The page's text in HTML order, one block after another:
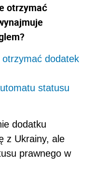
otrzymać
dodatek
statusu
dodatku
z Ukrainy, ale
prawnego w